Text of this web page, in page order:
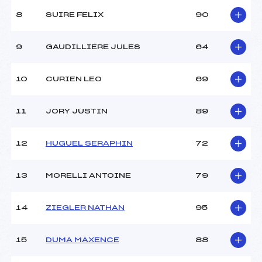
Ouvreurs B :
Neige :
de printemps
30
11h40
Ouvreurs A :
A ()
Température départ :
4
8 SUIRE FELIX 90
9 GAUDILLIERE JULES 64
10 CURIEN LEO 69
11 JORY JUSTIN 89
12 HUGUEL SERAPHIN 72
13 MORELLI ANTOINE 79
14 ZIEGLER NATHAN 95
15 DUMA MAXENCE 88